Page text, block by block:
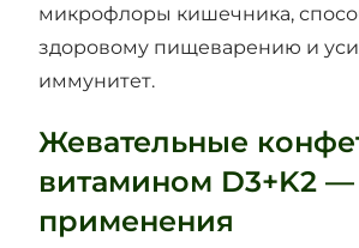
микрофлоры кишечника,
здоровому пищеварению и
иммунитет.
Жевательные
витамином D3+K2
применения